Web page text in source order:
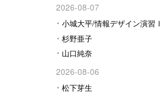
2026-08-07
小城大平/情報デザイン演習Ⅰ
杉野亜子
山口純奈
2026-08-06
松下芽生